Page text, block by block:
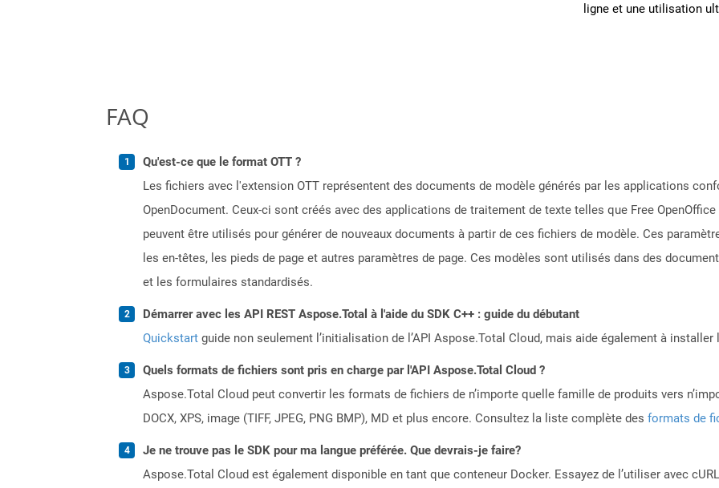
ligne et une utilisation
FAQ
Qu'est-ce que le format OTT ?
Les fichiers avec l'extension OTT représentent des documents de modèle générés par les applications
OpenDocument. Ceux-ci sont créés avec des applications de traitement de texte telles que Free
peuvent être utilisés pour générer de nouveaux documents à partir de ces fichiers de modèle. Ces
les en-têtes, les pieds de page et autres paramètres de page. Ces modèles sont utilisés dans des
et les formulaires standardisés.
Démarrer avec les API REST Aspose.Total à l'aide du SDK C++ : guide du débutant
Quickstart guide non seulement l’initialisation de l’API Aspose.Total Cloud, mais aide également à
Quels formats de fichiers sont pris en charge par l'API Aspose.Total Cloud ?
Aspose.Total Cloud peut convertir les formats de fichiers de n’importe quelle famille de produits vers
DOCX, XPS, image (TIFF, JPEG, PNG BMP), MD et plus encore. Consultez la liste complète des formats de
Je ne trouve pas le SDK pour ma langue préférée. Que devrais-je faire?
Aspose.Total Cloud est également disponible en tant que conteneur Docker. Essayez de l’utiliser avec